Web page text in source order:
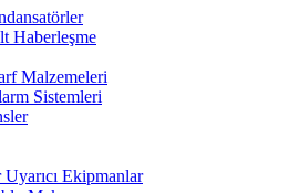
Haberleşme
Malzemeleri
Sistemleri
Uyarıcı Ekipmanlar